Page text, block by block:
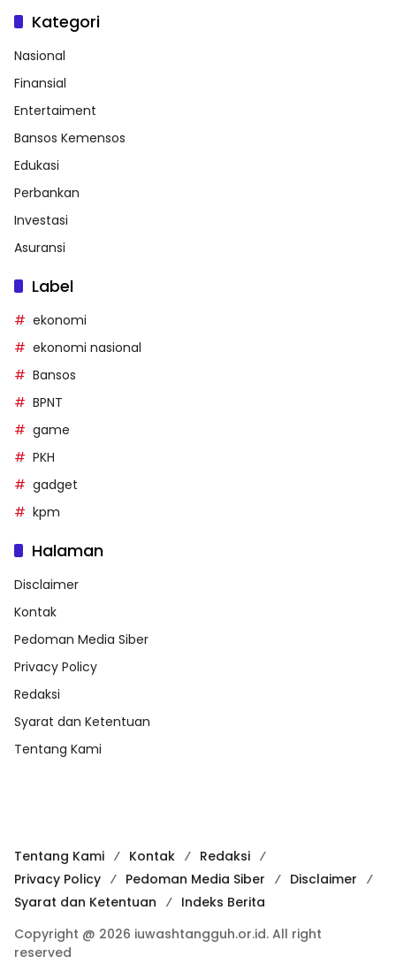
Kategori
Nasional
Finansial
Entertaiment
Bansos Kemensos
Edukasi
Perbankan
Investasi
Asuransi
Label
ekonomi
ekonomi nasional
Bansos
BPNT
game
PKH
gadget
kpm
Halaman
Disclaimer
Kontak
Pedoman Media Siber
Privacy Policy
Redaksi
Syarat dan Ketentuan
Tentang Kami
Tentang Kami Kontak
Redaksi
Privacy Policy
Pedoman Media Siber
Disclaimer
Syarat dan Ketentuan
Indeks Berita
Copyright @ 2026 iuwashtangguh.or.id. All right
reserved